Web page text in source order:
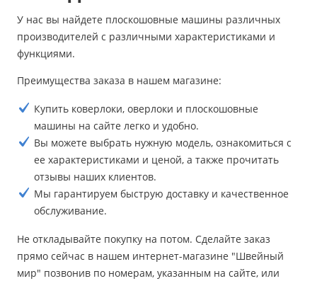
У нас вы найдете плоскошовные машины различных
производителей с различными характеристиками и
функциями.
Преимущества заказа в нашем магазине:
Купить коверлоки, оверлоки и плоскошовные
машины на сайте легко и удобно.
Вы можете выбрать нужную модель, ознакомиться с
ее характеристиками и ценой, а также прочитать
отзывы наших клиентов.
Мы гарантируем быструю доставку и качественное
обслуживание.
Не откладывайте покупку на потом. Сделайте заказ
прямо сейчас в нашем интернет-магазине "Швейный
мир" позвонив по номерам, указанным на сайте, или